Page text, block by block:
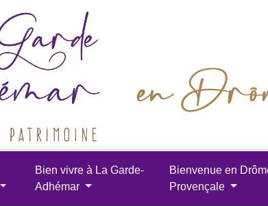
Bien vivre à La Garde-
Adhémar
Bienvenue en
Provençale